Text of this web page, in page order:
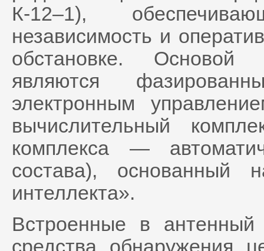
К-12–1),
независимость и
обстановке. Основой
являются
электронным
вычислительный
комплекса —
состава), основанный
интеллекта».
Встроенные в антенный
средства обнаружения